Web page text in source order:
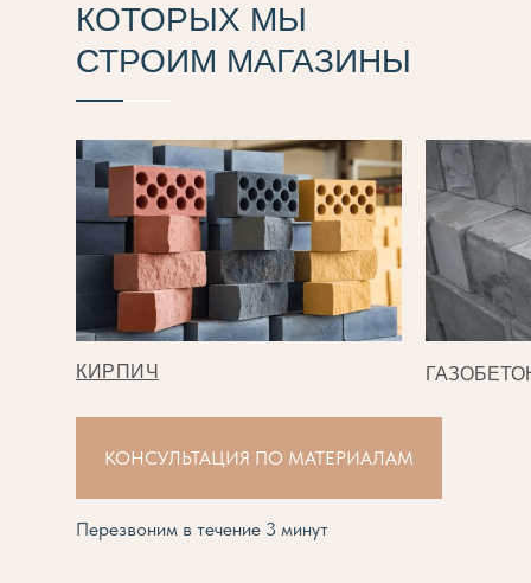
КОТОРЫХ МЫ
СТРОИМ МАГАЗИНЫ
КИРПИЧ
КОНСУЛЬТАЦИЯ ПО МАТЕРИАЛАМ
Перезвоним в течение 3 минут